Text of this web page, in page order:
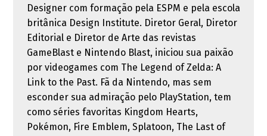
Designer com formação pela ESPM e pela escola
britânica Design Institute. Diretor Geral, Diretor
Editorial e Diretor de Arte das revistas
GameBlast e Nintendo Blast, iniciou sua paixão
por videogames com The Legend of Zelda: A
Link to the Past. Fã da Nintendo, mas sem
esconder sua admiração pelo PlayStation, tem
como séries favoritas Kingdom Hearts,
Pokémon, Fire Emblem, Splatoon, The Last of